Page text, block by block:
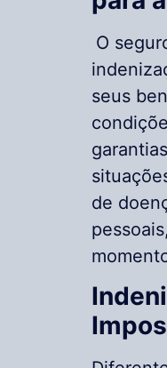
O
seus
de